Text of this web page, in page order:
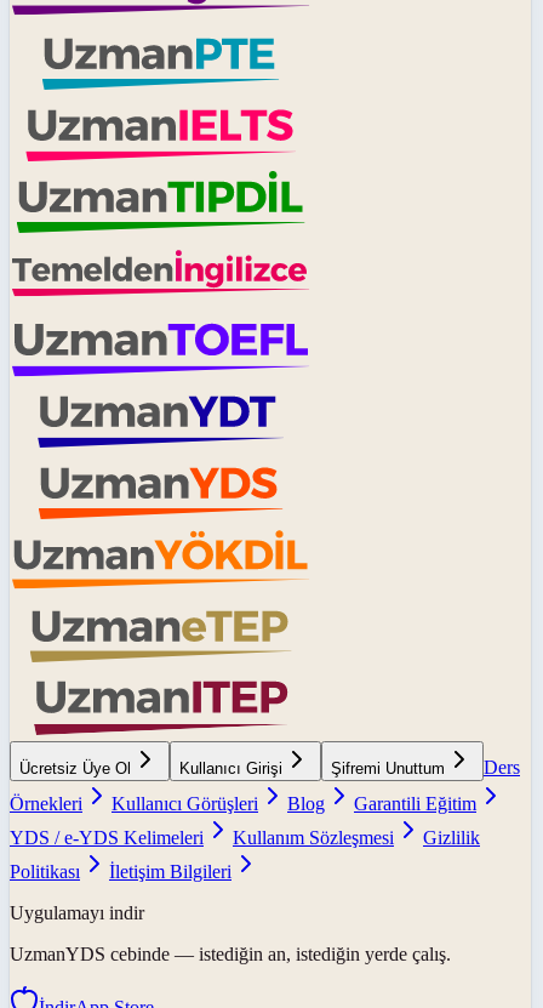
Ücretsiz Üye Ol Kullanıcı Girişi Şifremi Unuttum
Ders
Örnekleri
Kullanıcı Görüşleri Blog
Garantili Eğitim
YDS / e-YDS Kelimeleri
Kullanım Sözleşmesi
Gizlilik
Politikası
İletişim Bilgileri
Uygulamayı indir
UzmanYDS cebinde — istediğin an, istediğin yerde çalış.